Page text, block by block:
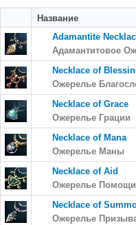
Название
Adamantite
Адамантитовое
Necklace of
Ожерелье
Necklace of Grace
Ожерелье Грации
Necklace of Mana
Ожерелье Маны
Necklace of Aid
Ожерелье Помощи
Necklace of
Ожерелье